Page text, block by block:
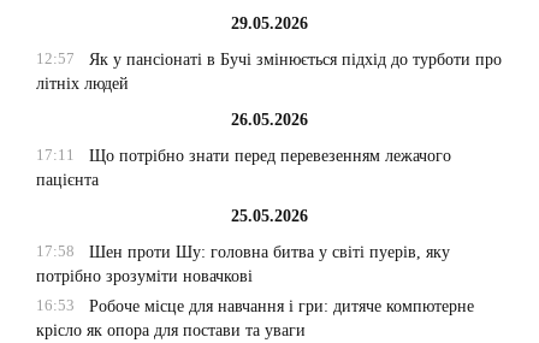
29.05.2026
12:57
Як у пансіонаті в Бучі змінюється підхід до турботи про
літніх людей
26.05.2026
17:11
Що потрібно знати перед перевезенням лежачого
пацієнта
25.05.2026
17:58
Шен проти Шу: головна битва у світі пуерів, яку
потрібно зрозуміти новачкові
16:53
Робоче місце для навчання і гри: дитяче компютерне
крісло як опора для постави та уваги